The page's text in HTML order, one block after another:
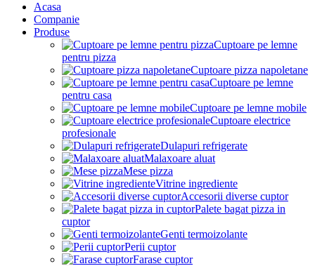
Acasa
Companie
Produse
Cuptoare pe lemne
pentru pizza
Cuptoare pizza napoletane
Cuptoare pe lemne
pentru casa
Cuptoare pe lemne mobile
Cuptoare electrice
profesionale
Dulapuri refrigerate
Malaxoare aluat
Mese pizza
Vitrine ingrediente
Accesorii diverse cuptor
Palete bagat pizza in
cuptor
Genti termoizolante
Perii cuptor
Farase cuptor